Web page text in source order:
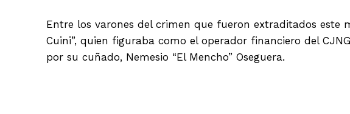
Entre los varones del crimen que fueron extraditados este
Cuini”, quien figuraba como el operador financiero del
por su cuñado, Nemesio “El Mencho” Oseguera.